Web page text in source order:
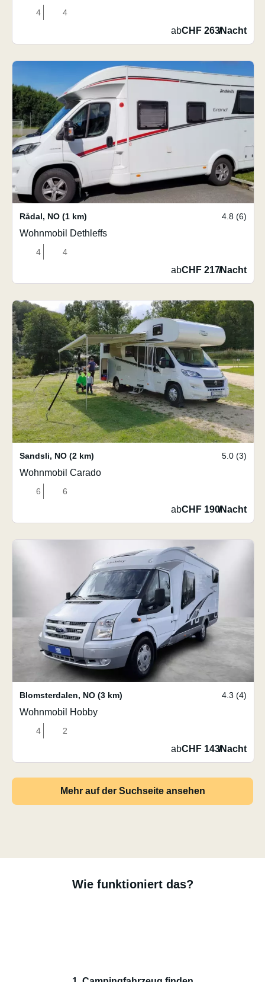
4 4
abCHF 263/Nacht
Rådal, NO (1 km) 4.8 (6)
Wohnmobil Dethleffs
4 4
abCHF 217/Nacht
Sandsli, NO (2 km) 5.0 (3)
Wohnmobil Carado
6 6
abCHF 190/Nacht
Blomsterdalen, NO (3 km) 4.3 (4)
Wohnmobil Hobby
4 2
abCHF 143/Nacht
Mehr auf der Suchseite ansehen
Wie funktioniert das?